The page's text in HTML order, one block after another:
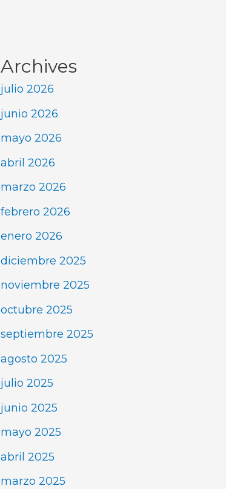
Archives
julio 2026
junio 2026
mayo 2026
abril 2026
marzo 2026
febrero 2026
enero 2026
diciembre 2025
noviembre 2025
octubre 2025
septiembre 2025
agosto 2025
julio 2025
junio 2025
mayo 2025
abril 2025
marzo 2025